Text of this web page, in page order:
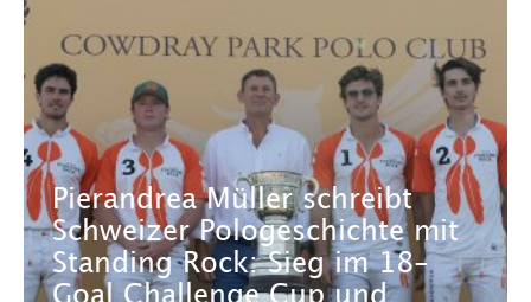
Pierandrea Müller schreibt
Schweizer Pologeschichte mit
Standing Rock: Sieg im 18-
Goal Challenge Cup und